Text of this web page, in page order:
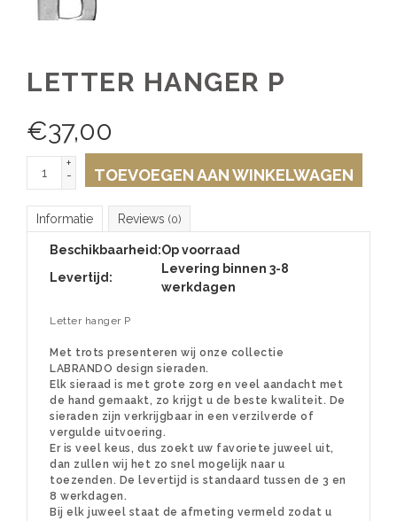
LETTER HANGER P
€37,00
+
-
TOEVOEGEN AAN WINKELWAGEN
Informatie Reviews (0)
Beschikbaarheid:Op voorraad
Levertijd:
Levering binnen 3-8
werkdagen
Letter hanger P
Met trots presenteren wij onze collectie
LABRANDO design sieraden.
Elk sieraad is met grote zorg en veel aandacht met
de hand gemaakt, zo krijgt u de beste kwaliteit. De
sieraden zijn verkrijgbaar in een verzilverde of
vergulde uitvoering.
Er is veel keus, dus zoekt uw favoriete juweel uit,
dan zullen wij het zo snel mogelijk naar u
toezenden. De levertijd is standaard tussen de 3 en
8 werkdagen.
Bij elk juweel staat de afmeting vermeld zodat u